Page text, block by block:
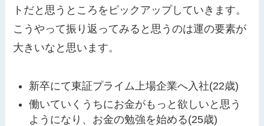
トだと思うところをピックアップしていきます。
こうやって振り返ってみると思うのは運の要素が
大きいなと思います。
新卒にて東証プライム上場企業へ入社(22歳)
働いていくうちにお金がもっと欲しいと思う
ようになり、お金の勉強を始める(25歳)